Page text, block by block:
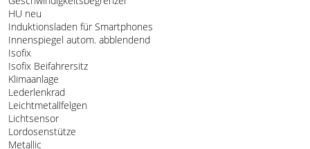
HU neu
Induktionsladen für Smartphones
Innenspiegel autom. abblendend
Isofix
Isofix Beifahrersitz
Klimaanlage
Lederlenkrad
Leichtmetallfelgen
Lichtsensor
Lordosenstütze
Metallic